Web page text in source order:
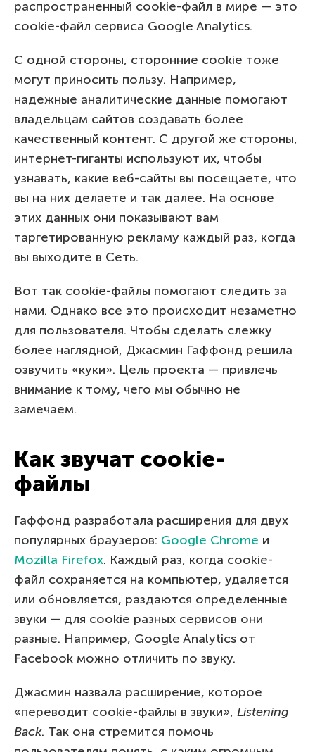
распространенный cookie-файл в мире — это
cookie-файл сервиса Google Analytics.
С одной стороны, сторонние cookie тоже
могут приносить пользу. Например,
надежные аналитические данные помогают
владельцам сайтов создавать более
качественный контент. С другой же стороны,
интернет-гиганты используют их, чтобы
узнавать, какие веб-сайты вы посещаете, что
вы на них делаете и так далее. На основе
этих данных они показывают вам
таргетированную рекламу каждый раз, когда
вы выходите в Сеть.
Вот так cookie-файлы помогают следить за
нами. Однако все это происходит незаметно
для пользователя. Чтобы сделать слежку
более наглядной, Джасмин Гаффонд решила
озвучить «куки». Цель проекта — привлечь
внимание к тому, чего мы обычно не
замечаем.
Как звучат cookie-
файлы
Гаффонд разработала расширения для двух
популярных браузеров: Google Chrome и
Mozilla Firefox. Каждый раз, когда cookie-
файл сохраняется на компьютер, удаляется
или обновляется, раздаются определенные
звуки — для cookie разных сервисов они
разные. Например, Google Analytics от
Facebook можно отличить по звуку.
Джасмин назвала расширение, которое
«переводит cookie-файлы в звуки», Listening
Back. Так она стремится помочь